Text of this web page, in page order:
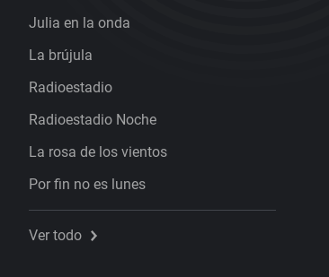
Julia en la onda
La brújula
Radioestadio
Radioestadio Noche
La rosa de los vientos
Por fin no es lunes
Ver todo